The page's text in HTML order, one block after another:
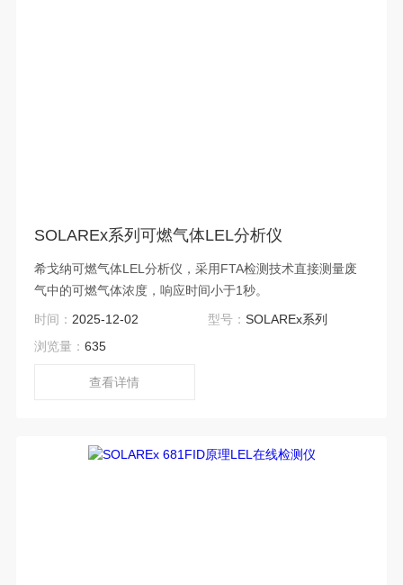
SOLAREx系列可燃气体LEL分析仪
希戈纳可燃气体LEL分析仪，采用FTA检测技术直接测量废
气中的可燃气体浓度，响应时间小于1秒。
时间： 2025-12-02 型号：SOLAREx系列
浏览量： 635
查看详情